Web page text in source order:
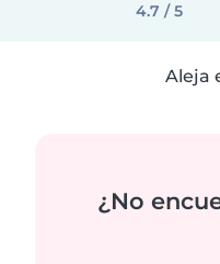
4.7 / 5
Aleja
¿No